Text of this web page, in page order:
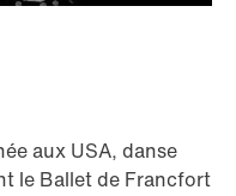
aux USA, danse
le Ballet de Francfort